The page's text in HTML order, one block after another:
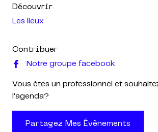
Découvrir
Les lieux
Contribuer
Notre groupe facebook
Vous êtes un professionnel et
l'agenda?
Partagez Mes Évènements